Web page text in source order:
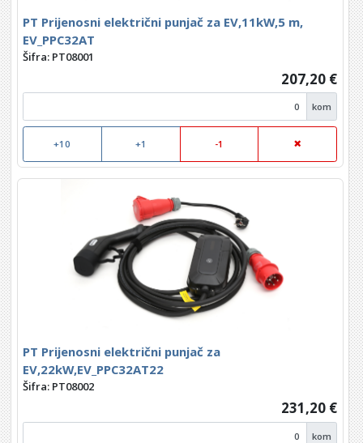
PT Prijenosni električni punjač za EV,11kW,5 m,
EV_PPC32AT
Šifra: PT08001
207,20 €
kom
+10 +1 -1
PT Prijenosni električni punjač za
EV,22kW,EV_PPC32AT22
Šifra: PT08002
231,20 €
kom